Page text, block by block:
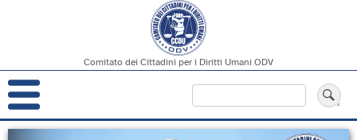
Salta
Comitato dei Cittadini per i Diritti Umani ODV
Navigazione
principale